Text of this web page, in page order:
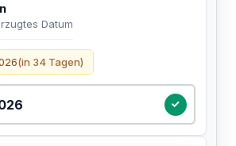
Datum
(in 34 Tagen) Datum auswählen